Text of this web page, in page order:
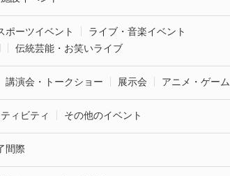
ポーツイベント
ライブ・音楽イベント
伝統芸能・お笑いライブ
講演会・トークショー 展示会 アニメ・ゲーム
ィビティ その他のイベント
間際